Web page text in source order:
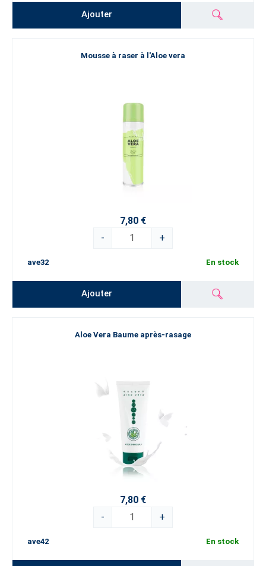
Ajouter
Mousse à raser à l'Aloe vera
7,80 €
-
+
ave32 En stock
Ajouter
Aloe Vera Baume après-rasage
7,80 €
-
+
ave42 En stock